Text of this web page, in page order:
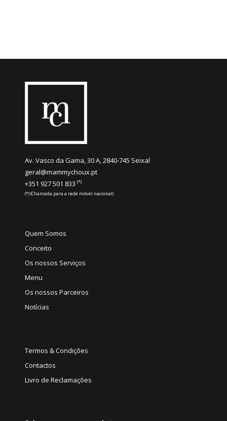
Av. Vasco da Gama, 30 A, 2840-745 Seixal
geral@mammychoux.pt
+351 927 501 833 (*)
(*) (Chamada para a rede móvel nacional)
Quem Somos
Conceito
Os nossos Serviços
Menu
Os nossos Parceiros
Notícias
Termos & Condições
Contactos
Livro de Reclamações